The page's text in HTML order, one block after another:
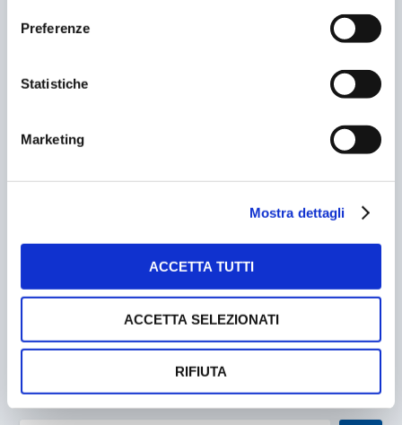
Preferenze
Statistiche
Marketing
Mostra dettagli
ACCETTA TUTTI
ACCETTA SELEZIONATI
RIFIUTA
IL SOGNO DELL’AUTOMOBILISTA: IL PARCHEGGIO
17/02/2010
LANCIANO. ECCO IL NUOVO PIANO DEL TRAFFICO
02/02/2005